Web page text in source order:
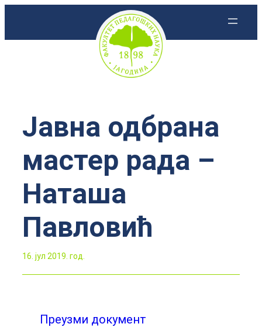
Јавна одбрана
мастер рада –
Наташа
Павловић
16. јул 2019. год.
Преузми документ